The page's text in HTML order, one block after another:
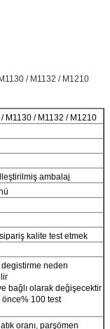
/ M1132 / M1210
M1130 / M1132 / M1210
ambalaj
kalite test etmek
neden
bağlı olarak değişecektir
100 test
oranı, parşömen